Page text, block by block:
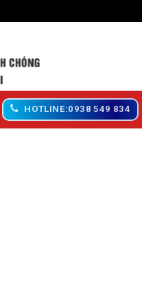
HOTLINE:0938 549 834